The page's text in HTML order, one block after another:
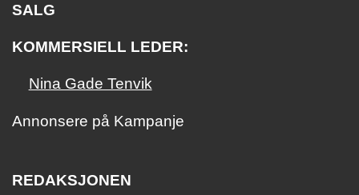
SALG
KOMMERSIELL LEDER:
Nina Gade Tenvik
Annonsere på Kampanje
REDAKSJONEN